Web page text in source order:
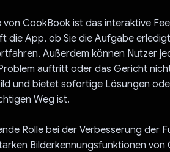
CookBook ist das interaktive
die App, ob Sie die Aufgabe
Außerdem können Nutzer
auftritt oder das Gericht
und bietet sofortige Lösungen
Weg ist.
Rolle bei der Verbesserung der
Bilderkennungsfunktionen von